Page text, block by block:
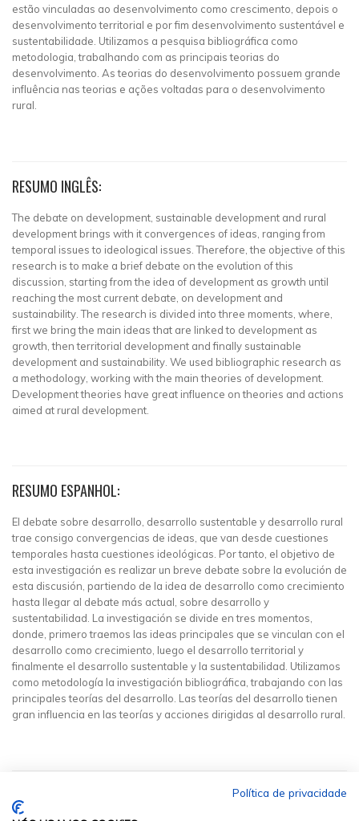
estão vinculadas ao desenvolvimento como crescimento, depois o
desenvolvimento territorial e por fim desenvolvimento sustentável e
sustentabilidade. Utilizamos a pesquisa bibliográfica como
metodologia, trabalhando com as principais teorias do
desenvolvimento. As teorias do desenvolvimento possuem grande
influência nas teorias e ações voltadas para o desenvolvimento
rural.
RESUMO INGLÊS:
The debate on development, sustainable development and rural
development brings with it convergences of ideas, ranging from
temporal issues to ideological issues. Therefore, the objective of this
research is to make a brief debate on the evolution of this
discussion, starting from the idea of development as growth until
reaching the most current debate, on development and
sustainability. The research is divided into three moments, where,
first we bring the main ideas that are linked to development as
growth, then territorial development and finally sustainable
development and sustainability. We used bibliographic research as
a methodology, working with the main theories of development.
Development theories have great influence on theories and actions
aimed at rural development.
RESUMO ESPANHOL:
El debate sobre desarrollo, desarrollo sustentable y desarrollo rural
trae consigo convergencias de ideas, que van desde cuestiones
temporales hasta cuestiones ideológicas. Por tanto, el objetivo de
esta investigación es realizar un breve debate sobre la evolución de
esta discusión, partiendo de la idea de desarrollo como crecimiento
hasta llegar al debate más actual, sobre desarrollo y
sustentabilidad. La investigación se divide en tres momentos,
donde, primero traemos las ideas principales que se vinculan con el
desarrollo como crecimiento, luego el desarrollo territorial y
finalmente el desarrollo sustentable y la sustentabilidad. Utilizamos
como metodología la investigación bibliográfica, trabajando con las
principales teorías del desarrollo. Las teorías del desarrollo tienen
gran influencia en las teorías y acciones dirigidas al desarrollo rural.
Política de privacidade